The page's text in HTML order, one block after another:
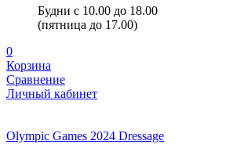
Будни с 10.00 до 18.00
(пятница до 17.00)
0
Корзина
Сравнение
Личный кабинет
Olympic Games 2024 Dressage